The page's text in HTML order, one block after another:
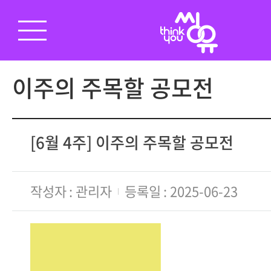
이주의 주목할 공모전
[6월 4주] 이주의 주목할 공모전
작성자 관리자 등록일 2025-06-23